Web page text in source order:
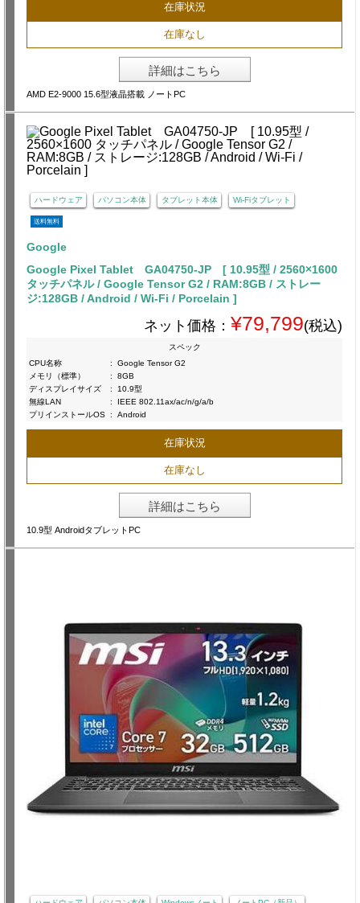
在庫状況
在庫なし
詳細はこちら
AMD E2-9000 15.6型液晶搭載 ノートPC
ハードウェア パソコン本体 タブレット本体 Wi-Fiタブレット
送料無料
Google
Google Pixel Tablet GA04750-JP [ 10.95型 / 2560×1600
タッチパネル / Google Tensor G2 / RAM:8GB / ストレー
ジ:128GB / Android / Wi-Fi / Porcelain ]
ネット価格： ¥79,799(税込)
スペック
CPU名称
:
Google Tensor G2
メモリ（標準）
:
8GB
ディスプレイサイズ
:
10.9型
無線LAN
:
IEEE 802.11ax/ac/n/g/a/b
プリインストールOS : Android
在庫状況
在庫なし
詳細はこちら
10.9型 AndroidタブレットPC